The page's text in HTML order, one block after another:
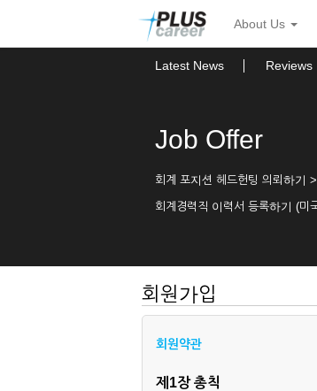
뉴
토
About Us
Latest News Reviews
Job Offer
회계 포지션 헤드헌팅 의뢰하기 >
회계경력직 이력서 등록하기 (미
회원가입
회원약관
제1장 총칙